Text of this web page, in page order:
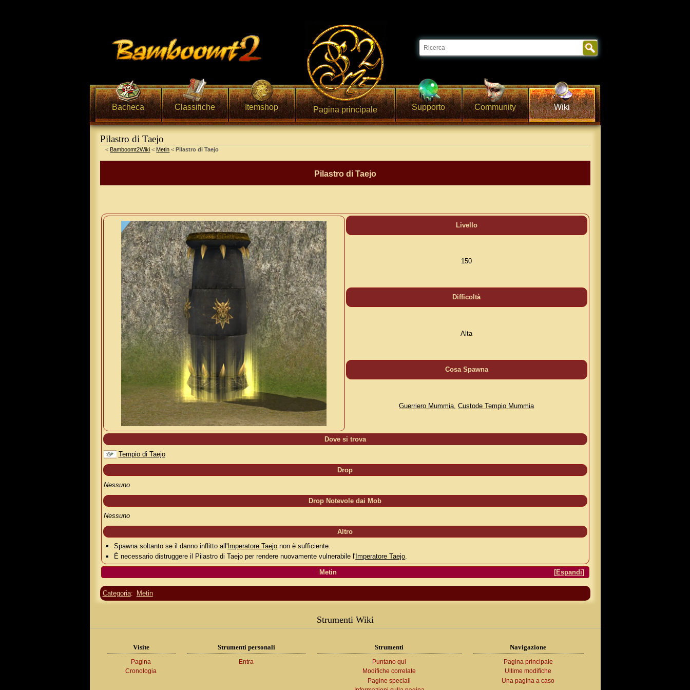
Bacheca Classifiche Itemshop Pagina principale Supporto Community Wiki
Pilastro di Taejo
Vai a:navigazione,ricerca
< Bamboomt2Wiki < Metin <Pilastro di Taejo
Pilastro di Taejo
Livello
150
Difficoltà
Alta
Cosa Spawna
Guerriero Mummia Custode Tempio Mummia
Dove si trova
Tempio di Taejo
Drop
Nessuno
Drop Notevole dai Mob
Nessuno
Altro
Spawna soltanto se il danno inflitto all'Imperatore Taejo non è sufficiente.
È necessario distruggere il Pilastro di Taejo per rendere nuovamente vulnerabile l' Imperatore Taejo
[Espandi]
Metin
Categoria: Metin
Strumenti Wiki
Visite
Pagina
Cronologia
Strumenti personali
Entra
Strumenti
Puntano qui
Modifiche correlate
Pagine speciali
Navigazione
Pagina principale
Ultime modifiche
Una pagina a caso